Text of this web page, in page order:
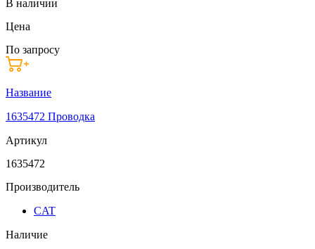
В наличии
Цена
По запросу
Название
1635472 Проводка
Артикул
1635472
Производитель
CAT
Наличие